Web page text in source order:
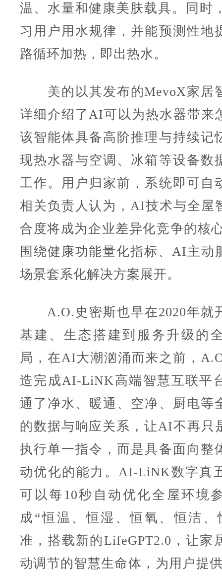
温、水量和健康美肤载具。同时
习用户用水规律，并能预测性地
路循环加热，即出热水。
美的以其发布的MevoX家居
详细介绍了AI可以为热水器带来
该智能体具备高阶推理与持续记
现热水器与空调、冰箱等设备数
工作。用户归家前，系统即可自
相关负责人认为，AI技术与全屋
合度将成为企业差异化竞争的核
围绕健康功能量化指标、AI主动
场景套系化解决方案展开。
A.O.史密斯也早在2020年就
基建、生态搭建到服务升级的
局，在AI大潮汹涌而来之前，
造完成AI-LiNK高端智慧互联平
通了净水、暖通、空净、厨电等
的数据与响应关系，让AI不再只
执行单一指令，而是具备面向整
动优化的能力。AI-LiNK数字真
可以每10秒自动优化全屋环境
成“恒温、恒湿、恒氧、恒洁、
准，搭载新的LifeGPT2.0，让家
动调节的智慧生命体，为用户提